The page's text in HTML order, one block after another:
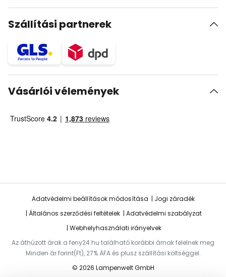
Szállítási partnerek
Vásárlói vélemények
Adatvédelmi beállítások módosítása
Jogi záradék
Általános szerződési feltételek
Adatvédelmi szabályzat
Webhelyhasználati irányelvek
Az áthúzott árak a feny24.hu található korábbi árnak felelnek meg
Minden ár forint(Ft), 27% ÁFA és plusz szállítási költséggel.
© 2026 Lampenwelt GmbH